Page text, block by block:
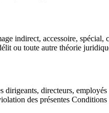
indirect, accessoire,
ou toute autre théorie
directeurs,
des présentes